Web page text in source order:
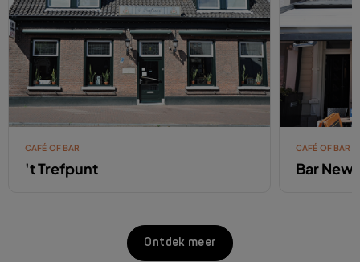
CAFÉ OF BAR
't Trefpunt
CAFÉ OF BAR
Bar New
Ontdek meer